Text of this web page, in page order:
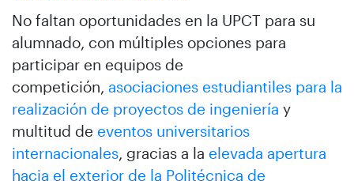
No faltan oportunidades en la UPCT para su
alumnado, con múltiples opciones para
participar en equipos de
competición, asociaciones estudiantiles para la
realización de proyectos de ingeniería y
multitud de eventos universitarios
internacionales, gracias a la elevada apertura
hacia el exterior de la Politécnica de